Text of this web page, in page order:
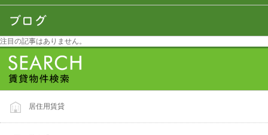
注目の記事はありません。
居住用賃貸